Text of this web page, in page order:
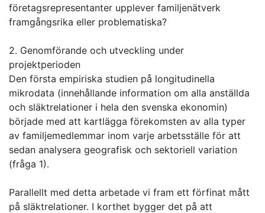
företagsrepresentanter upplever familjenätverk
framgångsrika eller problematiska?
2. Genomförande och utveckling under
projektperioden
Den första empiriska studien på longitudinella
mikrodata (innehållande information om alla anställda
och släktrelationer i hela den svenska ekonomin)
började med att kartlägga förekomsten av alla typer
av familjemedlemmar inom varje arbetsställe för att
sedan analysera geografisk och sektoriell variation
(fråga 1).
Parallellt med detta arbetade vi fram ett förfinat mått
på släktrelationer. I korthet bygger det på att